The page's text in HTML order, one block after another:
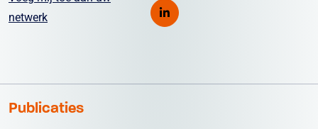
netwerk
Publicaties